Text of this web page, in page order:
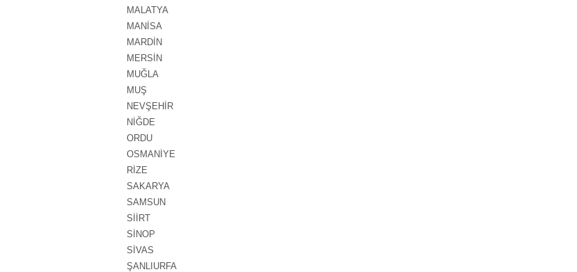
MALATYA
MANİSA
MARDİN
MERSİN
MUĞLA
MUŞ
NEVŞEHİR
NİĞDE
ORDU
OSMANİYE
RİZE
SAKARYA
SAMSUN
SİİRT
SİNOP
SİVAS
ŞANLIURFA